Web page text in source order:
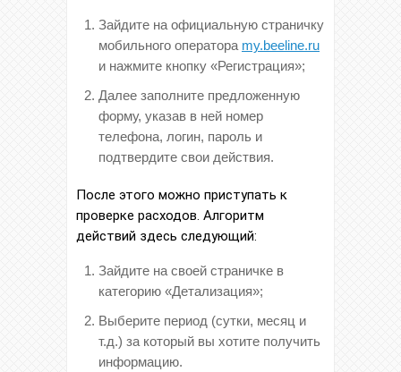
Зайдите на официальную страничку
мобильного оператора my.beeline.ru
и нажмите кнопку «Регистрация»;
Далее заполните предложенную
форму, указав в ней номер
телефона, логин, пароль и
подтвердите свои действия.
После этого можно приступать к
проверке расходов. Алгоритм
действий здесь следующий:
Зайдите на своей страничке в
категорию «Детализация»;
Выберите период (сутки, месяц и
т.д.) за который вы хотите получить
информацию.